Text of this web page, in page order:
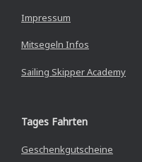
Impressum
Mitsegeln Infos
Sailing Skipper Academy
Tages Fahrten
Geschenkgutscheine